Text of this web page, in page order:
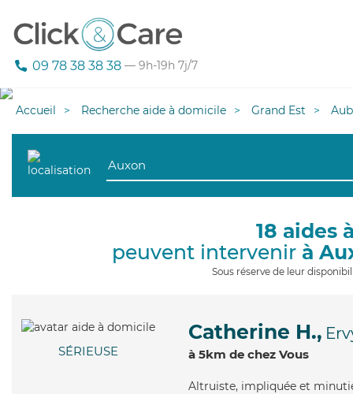
09 78 38 38 38 — 9h-19h 7j/7
Accueil Recherche aide à domicile Grand Est
18 aides
peuvent intervenir à
Sous réserve de leur
SÉRIEUSE
Catherine H.,
à 5km de chez Vous
Altruiste, impliquée et